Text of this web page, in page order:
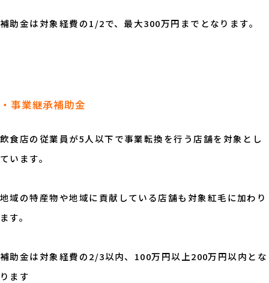
補助金は対象経費の1/2で、最大300万円までとなります。
・事業継承補助金
飲食店の従業員が5人以下で事業転換を行う店舗を対象とし
ています。
地域の特産物や地域に貢献している店舗も対象紅毛に加わり
ます。
補助金は対象経費の2/3以内、100万円以上200万円以内とな
ります